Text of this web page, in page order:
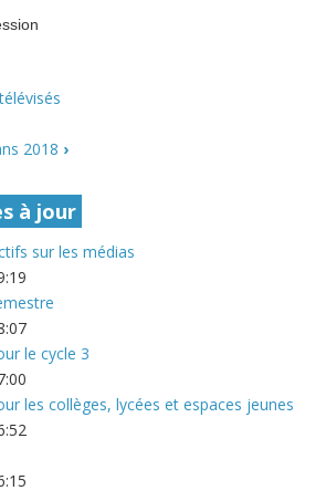
2018 ›
à jour
sur les médias
le cycle 3
les collèges, lycées et espaces jeunes